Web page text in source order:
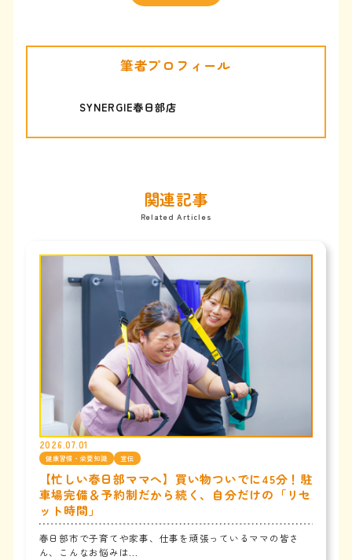
筆者プロフィール
SYNERGIE春日部店
関連記事
Related Articles
2026.07.01
健康習慣・栄養知識 宣伝
【忙しい春日部ママへ】買い物ついでに45分！駐
車場完備＆予約制だから続く、自分だけの「リセ
ット時間」
春日部市で子育てや家事、仕事を頑張っているママの皆さ
ん、こんなお悩みは...